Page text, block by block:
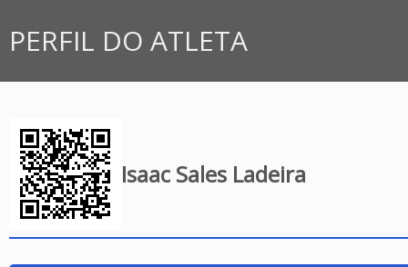
PERFIL DO ATLETA
Isaac Sales Ladeira